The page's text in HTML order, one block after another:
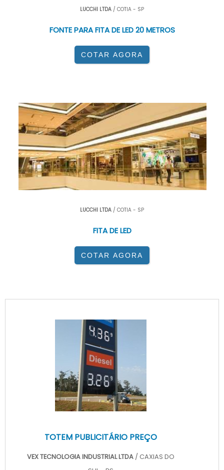
LUCCHI LTDA / COTIA - SP
FONTE PARA FITA DE LED 20 METROS
COTAR AGORA
LUCCHI LTDA / COTIA - SP
FITA DE LED
COTAR AGORA
TOTEM PUBLICITÁRIO PREÇO
VEX TECNOLOGIA INDUSTRIAL LTDA / CAXIAS DO